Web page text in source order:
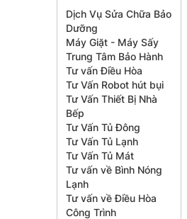
Dịch Vụ Sửa Chữa Bảo
Dưỡng
Máy Giặt - Máy Sấy
Trung Tâm Bảo Hành
Tư vấn Điều Hòa
Tư Vấn Robot hút bụi
Tư Vấn Thiết Bị Nhà
Bếp
Tư Vấn Tủ Đông
Tư Vấn Tủ Lạnh
Tư Vấn Tủ Mát
Tư vấn về Bình Nóng
Lạnh
Tư vấn về Điều Hòa
Công Trình